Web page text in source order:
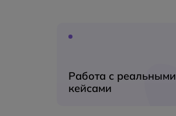
Работа с реальными
кейсами